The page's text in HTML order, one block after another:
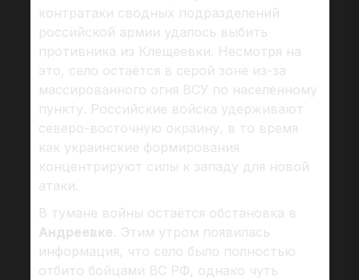
контратаки сводных подразделений
российской армии удалось выбить
противника из Клещеевки. Несмотря на
это, село остаётся в серой зоне из-за
массированного огня ВСУ по населённому
пункту. Российские войска удерживают
северо-восточную окраину, в то время
как украинские формирования
концентрируют силы к западу для новой
атаки.
В тумане войны остаётся обстановка в
Андреевке. Этим утром появилась
информация, что село было полностью
отбито бойцами ВС РФ, однако чуть